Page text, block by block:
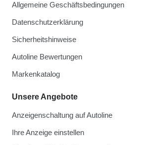
Allgemeine Geschäftsbedingungen
Datenschutzerklärung
Sicherheitshinweise
Autoline Bewertungen
Markenkatalog
Unsere Angebote
Anzeigenschaltung auf Autoline
Ihre Anzeige einstellen